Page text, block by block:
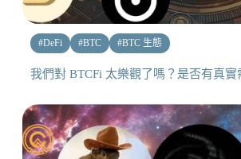
#DeFi #BTC #BTC 生態
我們對 BTCFi 太樂觀了嗎？是否有真